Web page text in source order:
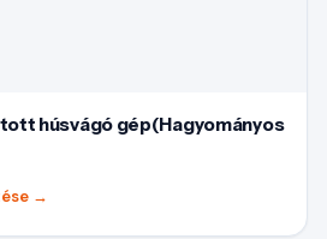
húsvágó gép(Hagyományos
→